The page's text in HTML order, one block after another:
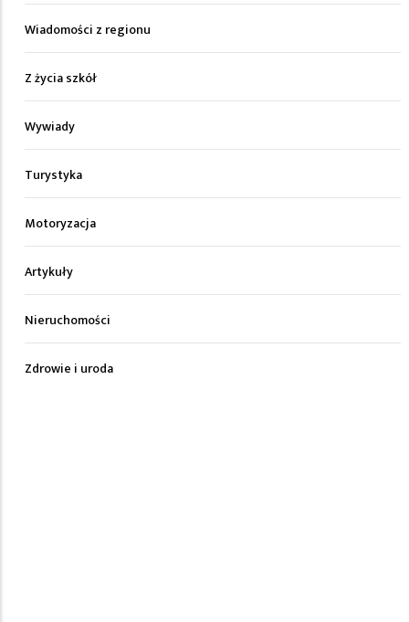
Wiadomości z regionu
Z życia szkół
Wywiady
Turystyka
Motoryzacja
Artykuły
Nieruchomości
Zdrowie i uroda